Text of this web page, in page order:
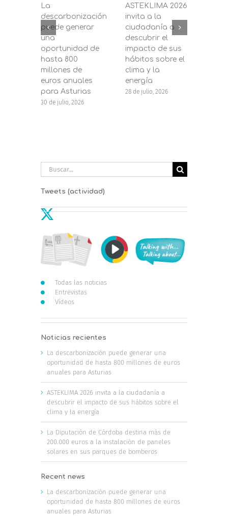
La
descarbonización
puede generar
una
oportunidad de
hasta 800
millones de
euros anuales
para Asturias
30 de julio, 2026
ASTEKLIMA 2026
invita a la
ciudadanía a
descubrir el
impacto de sus
hábitos sobre el
clima y la
energía
28 de julio, 2026
Buscar:
Tweets (actividad)
Todas las noticias
Entrevistas
Vídeos
Noticias recientes
La descarbonización puede generar una
oportunidad de hasta 800 millones de euros
anuales para Asturias
ASTEKLIMA 2026 invita a la ciudadanía a
descubrir el impacto de sus hábitos sobre el
clima y la energía
La Diputación de Córdoba destina más de
200.000 euros a la instalación de paneles
solares en sus parques de bomberos
Recent news
La descarbonización puede generar una
oportunidad de hasta 800 millones de euros
anuales para Asturias